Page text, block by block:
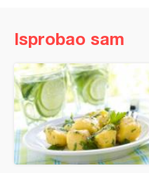
Isprobao sam